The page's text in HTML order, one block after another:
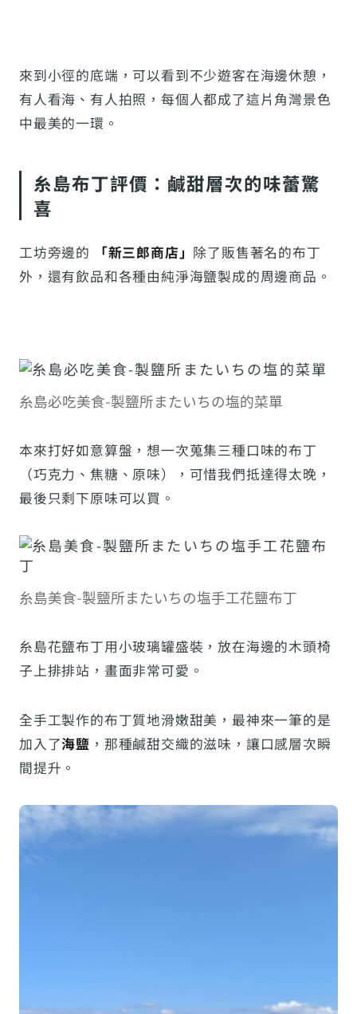
來到小徑的底端，可以看到不少遊客在海邊休憩，
有人看海、有人拍照，每個人都成了這片角灣景色
中最美的一環。
糸島布丁評價：鹹甜層次的味蕾驚
喜
工坊旁邊的 「新三郎商店」 除了販售著名的布丁
外，還有飲品和各種由純淨海鹽製成的周邊商品。
糸島必吃美食-製鹽所またいちの塩的菜單
本來打好如意算盤，想一次蒐集三種口味的布丁
（巧克力、焦糖、原味），可惜我們抵達得太晚，
最後只剩下原味可以買。
糸島美食-製鹽所またいちの塩手工花鹽布丁
糸島花鹽布丁用小玻璃罐盛裝，放在海邊的木頭椅
子上排排站，畫面非常可愛。
全手工製作的布丁質地滑嫩甜美，最神來一筆的是
加入了海鹽 ，那種鹹甜交織的滋味，讓口感層次瞬
間提升。